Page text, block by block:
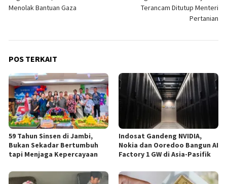
Menolak Bantuan Gaza
Terancam Ditutup Menteri
Pertanian
POS TERKAIT
59 Tahun Sinsen di Jambi,
Bukan Sekadar Bertumbuh
tapi Menjaga Kepercayaan
Indosat Gandeng NVIDIA,
Nokia dan Ooredoo Bangun AI
Factory 1 GW di Asia-Pasifik